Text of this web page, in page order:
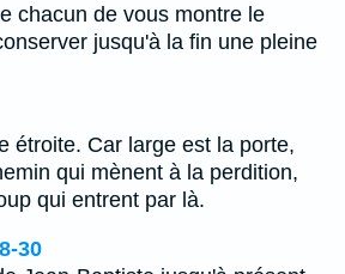
chacun de vous montre le
jusqu'à la fin une pleine
étroite. Car large est la porte,
qui mènent à la perdition,
qui entrent par là.
30